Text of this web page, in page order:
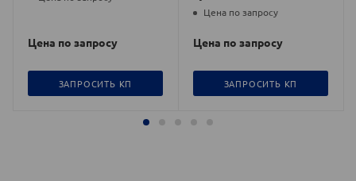
Цена по запросу
ЗАПРОСИТЬ КП
Цена по запросу
Цена по запросу
ЗАПРОСИТЬ КП